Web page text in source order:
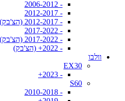
- 2006-2012
- 2012-2017
- 2012-2017 (הצ'בק)
- 2017-2022
- 2017-2022 (הצ'בק)
- 2022+ (הצ'בק)
וולבו
EX30
- 2023+
S60
- 2010-2018